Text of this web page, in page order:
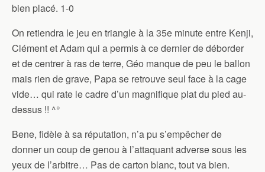
bien placé. 1-0
On retiendra le jeu en triangle à la 35e minute entre Kenji,
Clément et Adam qui a permis à ce dernier de déborder
et de centrer à ras de terre, Géo manque de peu le ballon
mais rien de grave, Papa se retrouve seul face à la cage
vide… qui rate le cadre d’un magnifique plat du pied au-
dessus !! ^°
Bene, fidèle à sa réputation, n’a pu s’empêcher de
donner un coup de genou à l’attaquant adverse sous les
yeux de l’arbitre… Pas de carton blanc, tout va bien.